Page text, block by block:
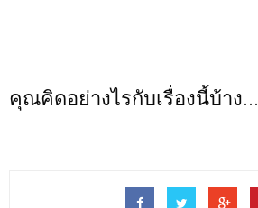
คุณคิดอย่างไรกับเรื่องนี้บ้าง...